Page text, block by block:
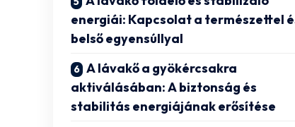
energiái: Kapcsolat a természettel
belső egyensúllyal
A lávakő a gyökércsakra
aktiválásában: A biztonság és
stabilitás energiájának erősítése